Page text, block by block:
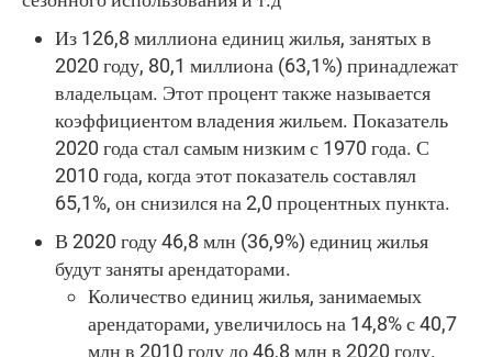
Из 126,8 миллиона единиц жилья, занятых в
2020 году, 80,1 миллиона (63,1%) принадлежат
владельцам. Этот процент также называется
коэффициентом владения жильем. Показатель
2020 года стал самым низким с 1970 года. С
2010 года, когда этот показатель составлял
65,1%, он снизился на 2,0 процентных пункта.
В 2020 году 46,8 млн (36,9%) единиц жилья
будут заняты арендаторами.
Количество единиц жилья, занимаемых
арендаторами, увеличилось на 14,8% с 40,7
млн в 2010 году до 46,8 млн в 2020 году.